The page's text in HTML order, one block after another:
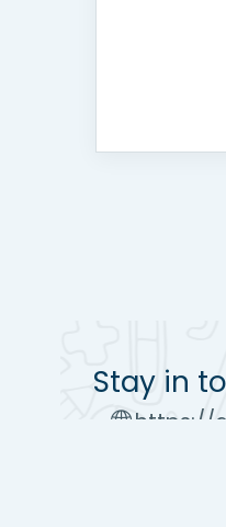
Stay in
https://